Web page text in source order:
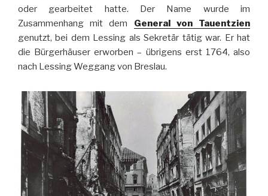
oder gearbeitet hatte. Der Name wurde im
Zusammenhang mit dem General von Tauentzien
genutzt, bei dem Lessing als Sekretär tätig war. Er hat
die Bürgerhäuser erworben – übrigens erst 1764, also
nach Lessing Weggang von Breslau.